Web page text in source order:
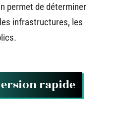
permet de déterminer
infrastructures, les
rapide